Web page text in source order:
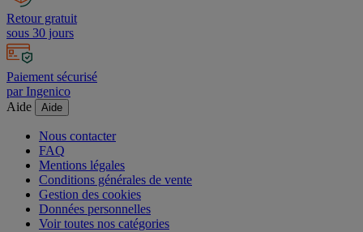
Retour gratuit
sous 30 jours
Paiement sécurisé
par Ingenico
Aide
Aide
Nous contacter
FAQ
Mentions légales
Conditions générales de vente
Gestion des cookies
Données personnelles
Voir toutes nos catégories